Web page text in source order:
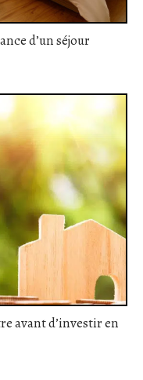
d’un séjour
avant d’investir en